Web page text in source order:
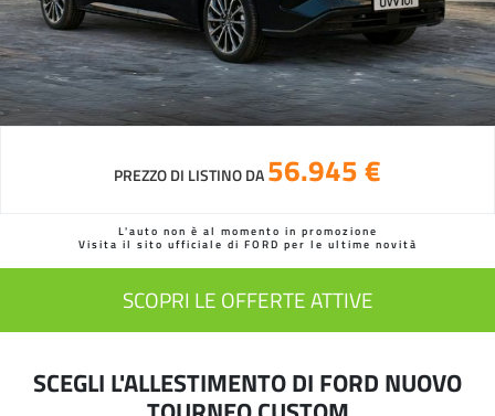
PREZZO DI LISTINO DA56.945 €
L'auto non è al momento in promozione
Visita il sito ufficiale di FORD per le ultime novità
SCOPRI LE OFFERTE ATTIVE
SCEGLI L'ALLESTIMENTO DI FORD NUOVO